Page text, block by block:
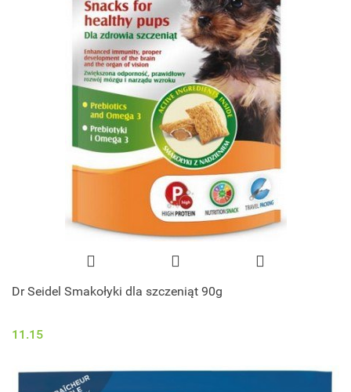
Dr Seidel Smakołyki dla szczeniąt 90g
11.15